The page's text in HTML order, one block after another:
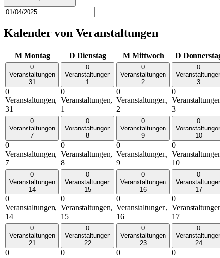
Kalender von Veranstaltungen
M Montag D Dienstag M Mittwoch D
0
Veranstaltungen
31
0
Veranstaltungen,
31
0
Veranstaltungen
1
0
Veranstaltungen,
1
0
Veranstaltungen
2
0
Veranstaltungen,
2
0
3
0
3
0
Veranstaltungen
7
0
Veranstaltungen,
7
0
Veranstaltungen
8
0
Veranstaltungen,
8
0
Veranstaltungen
9
0
Veranstaltungen,
9
0
10
0
10
0
Veranstaltungen
14
0
Veranstaltungen,
14
0
Veranstaltungen
15
0
Veranstaltungen,
15
0
Veranstaltungen
16
0
Veranstaltungen,
16
0
17
0
17
0
Veranstaltungen
21
0
0
Veranstaltungen
22
0
0
Veranstaltungen
23
0
0
24
0